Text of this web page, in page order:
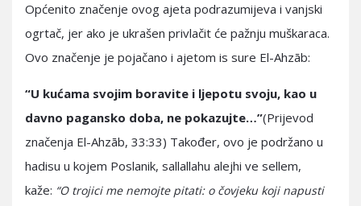
Općenito značenje ovog ajeta podrazumijeva i vanjski
ogrtač, jer ako je ukrašen privlačit će pažnju muškaraca.
Ovo značenje je pojačano i ajetom is sure El-Ahzāb:
“U kućama svojim boravite i ljepotu svoju, kao u
davno pagansko doba, ne pokazujte…”(Prijevod
značenja El-Ahzāb, 33:33) Također, ovo je podržano u
hadisu u kojem Poslanik, sallallahu alejhi ve sellem,
kaže: “O trojici me nemojte pitati: o čovjeku koji napusti